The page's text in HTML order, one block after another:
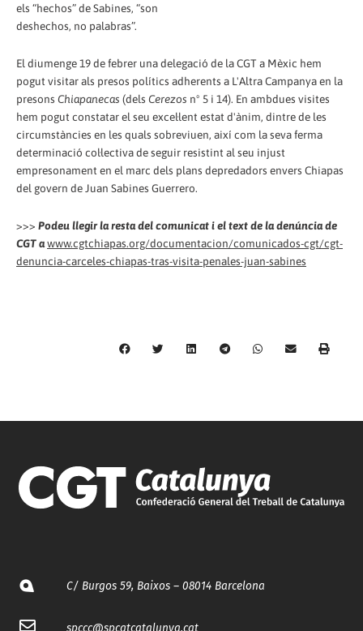
els “hechos” de Sabines, “son
deshechos, no palabras”.
El diumenge 19 de febrer una delegació de la CGT a Mèxic hem
pogut visitar als presos polítics adherents a L'Altra Campanya en la
presons Chiapanecas (dels Cerezos nº 5 i 14). En ambdues visites
hem pogut constatar el seu excel·lent estat d'ànim, dintre de les
circumstàncies en les quals sobreviuen, així com la seva ferma
determinació col·lectiva de seguir resistint al seu injust
empresonament en el marc dels plans depredadors envers Chiapas
del govern de Juan Sabines Guerrero.
>>> Podeu llegir la resta del comunicat i el text de la denúncia de
CGT awww.cgtchiapas.org/documentacion/comunicados-cgt/cgt-
denuncia-carceles-chiapas-tras-visita-penales-juan-sabines
C/ Burgos 59, Baixos – 08014 Barcelona
spccc@spcgtcatalunya.cat